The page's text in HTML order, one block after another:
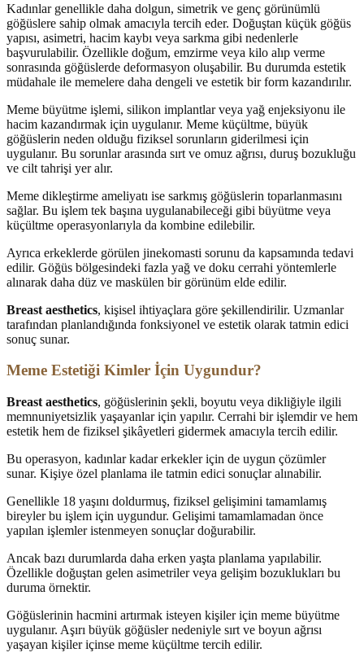
Kadınlar genellikle daha dolgun, simetrik ve genç görünümlü
göğüslere sahip olmak amacıyla tercih eder. Doğuştan küçük göğüs
yapısı, asimetri, hacim kaybı veya sarkma gibi nedenlerle
başvurulabilir. Özellikle doğum, emzirme veya kilo alıp verme
sonrasında göğüslerde deformasyon oluşabilir. Bu durumda estetik
müdahale ile memelere daha dengeli ve estetik bir form kazandırılır.
Meme büyütme işlemi, silikon implantlar veya yağ enjeksiyonu ile
hacim kazandırmak için uygulanır. Meme küçültme, büyük
göğüslerin neden olduğu fiziksel sorunların giderilmesi için
uygulanır. Bu sorunlar arasında sırt ve omuz ağrısı, duruş bozukluğu
ve cilt tahrişi yer alır.
Meme dikleştirme ameliyatı ise sarkmış göğüslerin toparlanmasını
sağlar. Bu işlem tek başına uygulanabileceği gibi büyütme veya
küçültme operasyonlarıyla da kombine edilebilir.
Ayrıca erkeklerde görülen jinekomasti sorunu da kapsamında tedavi
edilir. Göğüs bölgesindeki fazla yağ ve doku cerrahi yöntemlerle
alınarak daha düz ve maskülen bir görünüm elde edilir.
Breast aesthetics, kişisel ihtiyaçlara göre şekillendirilir. Uzmanlar
tarafından planlandığında fonksiyonel ve estetik olarak tatmin edici
sonuç sunar.
Meme Estetiği Kimler İçin Uygundur?
Breast aesthetics, göğüslerinin şekli, boyutu veya dikliğiyle ilgili
memnuniyetsizlik yaşayanlar için yapılır. Cerrahi bir işlemdir ve hem
estetik hem de fiziksel şikâyetleri gidermek amacıyla tercih edilir.
Bu operasyon, kadınlar kadar erkekler için de uygun çözümler
sunar. Kişiye özel planlama ile tatmin edici sonuçlar alınabilir.
Genellikle 18 yaşını doldurmuş, fiziksel gelişimini tamamlamış
bireyler bu işlem için uygundur. Gelişimi tamamlamadan önce
yapılan işlemler istenmeyen sonuçlar doğurabilir.
Ancak bazı durumlarda daha erken yaşta planlama yapılabilir.
Özellikle doğuştan gelen asimetriler veya gelişim bozuklukları bu
duruma örnektir.
Göğüslerinin hacmini artırmak isteyen kişiler için meme büyütme
uygulanır. Aşırı büyük göğüsler nedeniyle sırt ve boyun ağrısı
yaşayan kişiler içinse meme küçültme tercih edilir.